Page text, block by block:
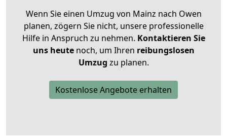
Wenn Sie einen Umzug von Mainz nach Owen
planen, zögern Sie nicht, unsere professionelle
Hilfe in Anspruch zu nehmen. Kontaktieren Sie
uns heutenoch, um Ihren reibungslosen
Umzug zu planen.
Kostenlose Angebote erhalten